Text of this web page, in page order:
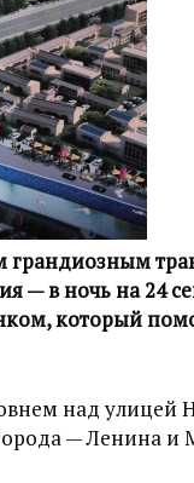
грандиозным
— в ночь на 24
который
над улицей
— Ленина и